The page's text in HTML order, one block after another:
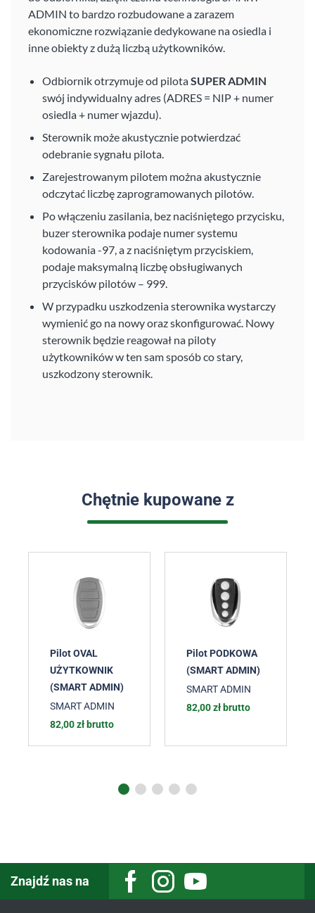
ADMIN to bardzo rozbudowane a zarazem
ekonomiczne rozwiązanie dedykowane na osiedla i
inne obiekty z dużą liczbą użytkowników.
Odbiornik otrzymuje od pilotaSUPER ADMIN
swój indywidualny adres (ADRES = NIP + numer
osiedla + numer wjazdu).
Sterownik może akustycznie potwierdzać
odebranie sygnału pilota.
Zarejestrowanym pilotem można akustycznie
odczytać liczbę zaprogramowanych pilotów.
Po włączeniu zasilania, bez naciśniętego przycisku,
buzer sterownika podaje numer systemu
kodowania -97, a z naciśniętym przyciskiem,
podaje maksymalną liczbę obsługiwanych
przycisków pilotów – 999.
W przypadku uszkodzenia sterownika wystarczy
wymienić go na nowy oraz skonfigurować. Nowy
sterownik będzie reagował na piloty
użytkowników w ten sam sposób co stary,
uszkodzony sterownik.
Chętnie kupowane z
Pilot OVAL
UŻYTKOWNIK
(SMART ADMIN)
SMART ADMIN
82,00zł brutto
Pilot PODKOWA
(SMART ADMIN)
SMART ADMIN
82,00zł brutto
Znajdź nas na